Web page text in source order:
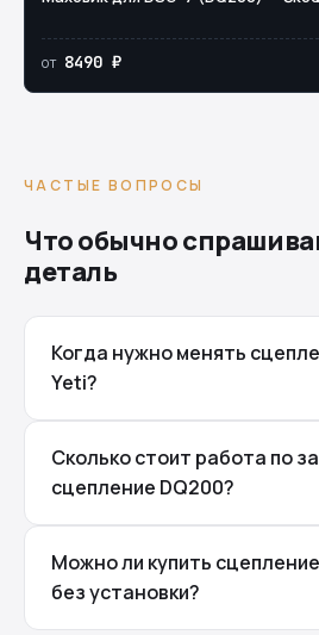
от 8490 ₽
ЧАСТЫЕ ВОПРОСЫ
Что обычно
деталь
Когда нужно менять
Yeti?
Сколько стоит работа по
сцепление DQ200?
Можно ли купить
без установки?